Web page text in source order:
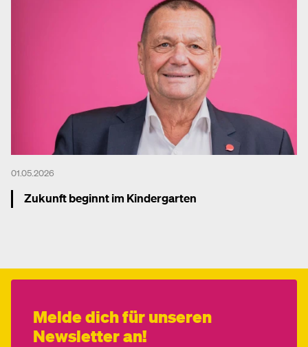
01.05.2026
Zukunft beginnt im Kindergarten
Melde dich für unseren
Newsletter an!